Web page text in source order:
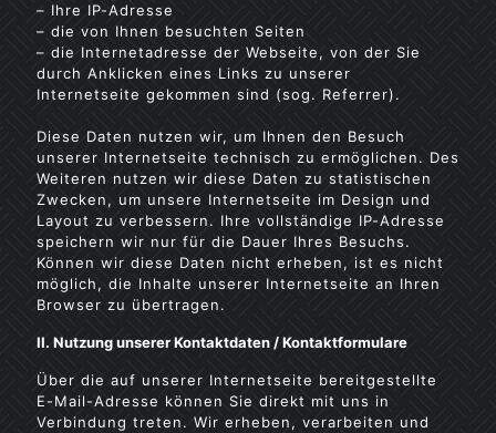
– Ihre IP-Adresse
– die von Ihnen besuchten Seiten
– die Internetadresse der Webseite, von der Sie
durch Anklicken eines Links zu unserer
Internetseite gekommen sind (sog. Referrer).
Diese Daten nutzen wir, um Ihnen den Besuch
unserer Internetseite technisch zu ermöglichen. Des
Weiteren nutzen wir diese Daten zu statistischen
Zwecken, um unsere Internetseite im Design und
Layout zu verbessern. Ihre vollständige IP-Adresse
speichern wir nur für die Dauer Ihres Besuchs.
Können wir diese Daten nicht erheben, ist es nicht
möglich, die Inhalte unserer Internetseite an Ihren
Browser zu übertragen.
II. Nutzung unserer Kontaktdaten / Kontaktformulare
Über die auf unserer Internetseite bereitgestellte
E-Mail-Adresse können Sie direkt mit uns in
Verbindung treten. Wir erheben, verarbeiten und